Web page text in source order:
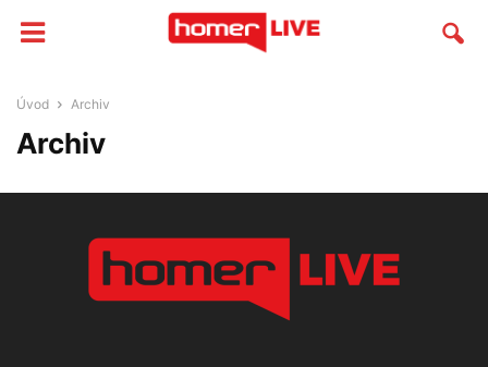
Úvod Archiv
Archiv